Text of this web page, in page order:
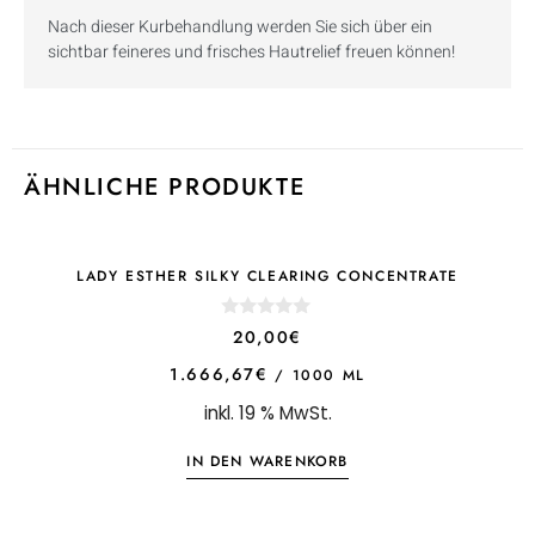
Nach dieser Kurbehandlung werden Sie sich über ein
sichtbar feineres und frisches Hautrelief freuen können!
ÄHNLICHE PRODUKTE
LADY ESTHER SILKY CLEARING CONCENTRATE
t
f
20,00€
1.666,67€ / 1000 ML
inkl. 19 % MwSt.
IN DEN WARENKORB